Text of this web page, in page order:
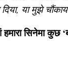
या मुझे
सिनेमा कुछ